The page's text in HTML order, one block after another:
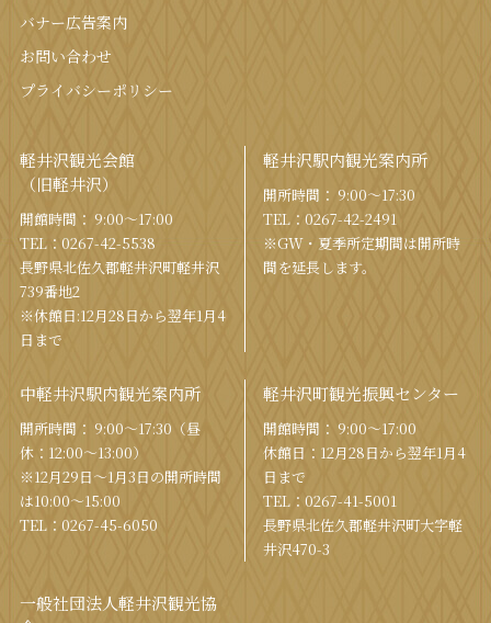
バナー広告案内
お問い合わせ
プライバシーポリシー
軽井沢観光会館
（旧軽井沢）
開館時間： 9:00〜17:00
TEL： 0267-42-5538
⻑野県北佐久郡軽井沢町軽井沢
739番地2
※休館日:12月28日から翌年1月4
日まで
軽井沢駅内観光案内所
開所時間： 9:00〜17:30
TEL： 0267-42-2491
※GW・夏季所定期間は開所時
間を延⻑します。
中軽井沢駅内観光案内所
開所時間： 9:00〜17:30（昼
休：12:00〜13:00）
※12月29日〜1月3日の開所時間
は10:00〜15:00
TEL： 0267-45-6050
軽井沢町観光振興センター
開館時間： 9:00〜17:00
休館⽇：12⽉28⽇から翌年1⽉4
⽇まで
TEL： 0267-41-5001
⻑野県北佐久郡軽井沢町⼤字軽
井沢470-3
一般社団法人軽井沢観光協